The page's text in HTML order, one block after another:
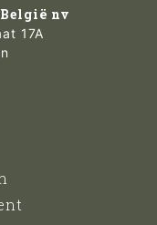
nv
17A